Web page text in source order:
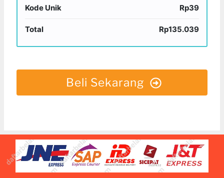
Kode Unik Rp39
Total Rp135.039
Beli Sekarang